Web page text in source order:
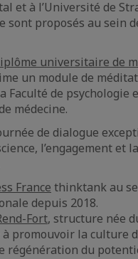
et à l’Université de
sont proposés au
universitaire de
un module de
Faculté de
médecine.
de dialogue
l’engagement et
France thinktank au
depuis 2018.
Fort, structure née
promouvoir la culture
régénération du